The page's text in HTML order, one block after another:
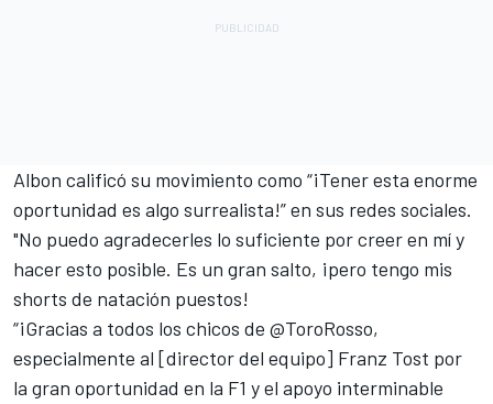
Albon calificó su movimiento como “¡Tener esta enorme
oportunidad es algo surrealista!” en sus redes sociales.
"No puedo agradecerles lo suficiente por creer en mí y
hacer esto posible. Es un gran salto, ¡pero tengo mis
shorts de natación puestos!
“¡Gracias a todos los chicos de @ToroRosso,
especialmente al [director del equipo] Franz Tost por
la gran oportunidad en la F1 y el apoyo interminable